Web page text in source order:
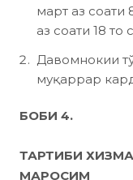
март аз соати
аз соати 18
Давомнокии
муқаррар
БОБИ 4.
ТАРТИБИ
МАРОСИМ